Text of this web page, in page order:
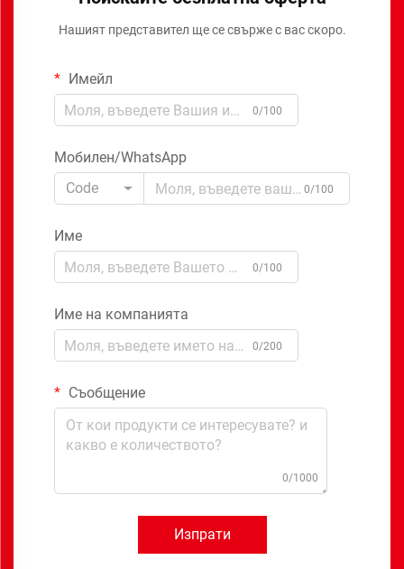
Нашият представител ще се свърже с вас скоро.
Имейл
0/100
Мобилен/WhatsApp
Code
0/100
Име
0/100
Име на компанията
0/200
Съобщение
0/1000
Изпрати